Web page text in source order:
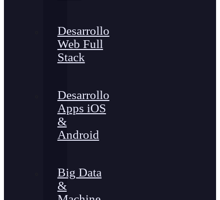
Desarrollo
Web Full
Stack
Desarrollo
Apps iOS
&
Android
Big Data
&